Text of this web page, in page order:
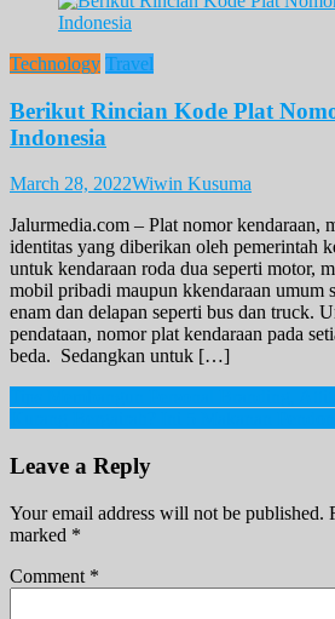
Technology Travel
Berikut Rincian Kode Plat
Indonesia
March 28, 2022Wiwin Kusuma
Jalurmedia.com – Plat nomor kendaraan,
identitas yang diberikan oleh pemerintah
untuk kendaraan roda dua seperti motor,
mobil pribadi maupun kkendaraan umum
enam dan delapan seperti bus dan truck.
pendataan, nomor plat kendaraan pada
beda. Sedangkan untuk […]
Post
navigation
Leave a Reply
Your email address will not be published.
marked *
Comment *